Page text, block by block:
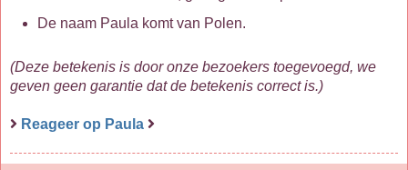
De naam Paula komt van Polen.
(Deze betekenis is door onze bezoekers toegevoegd, we
geven geen garantie dat de betekenis correct is.)
Reageer op Paula